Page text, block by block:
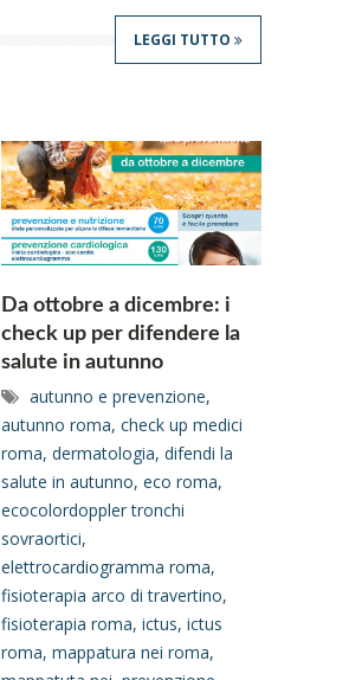
LEGGI TUTTO
Da ottobre a dicembre: i
check up per difendere la
salute in autunno
autunno e prevenzione,
autunno roma, check up medici
roma, dermatologia, difendi la
salute in autunno, eco roma,
ecocolordoppler tronchi
sovraortici,
elettrocardiogramma roma,
fisioterapia arco di travertino,
fisioterapia roma, ictus, ictus
roma, mappatura nei roma,